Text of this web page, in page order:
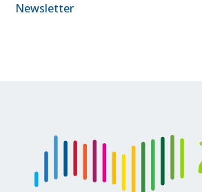
Newsletter